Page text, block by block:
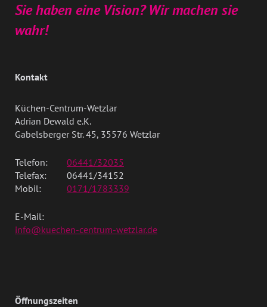
Sie haben eine Vision? Wir machen sie
wahr!
Kontakt
Küchen-Centrum-Wetzlar
Adrian Dewald e.K.
Gabelsberger Str. 45, 35576 Wetzlar
Telefon:
06441/32035
Telefax:
06441/34152
Mobil:
0171/1783339
E-Mail:
info@kuechen-centrum-wetzlar.de
Öffnungszeiten